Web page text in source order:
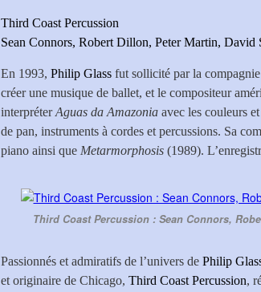
Third Coast Percussion
Sean Connors, Robert Dillon, Peter Martin, David
En 1993, Philip Glass fut sollicité par la
créer une musique de ballet, et le compositeur
interpréterAguas da Amazonia avec les couleurs
de pan, instruments à cordes et percussions. Sa
piano ainsi que Metarmorphosis (1989).
Third Coast Percussion : Sean Connors,
Passionnés et admiratifs de l’univers de Philip
et originaire de Chicago, Third Coast Percussion,